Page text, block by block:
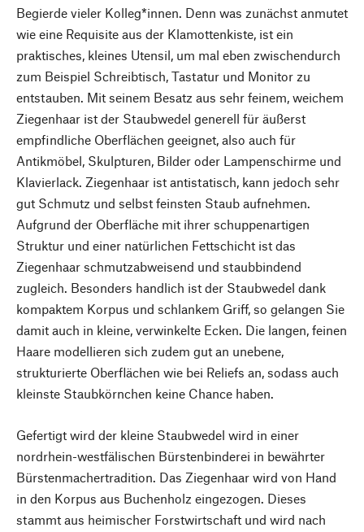
Begierde vieler Kolleg*innen. Denn was zunächst anmutet
wie eine Requisite aus der Klamottenkiste, ist ein
praktisches, kleines Utensil, um mal eben zwischendurch
zum Beispiel Schreibtisch, Tastatur und Monitor zu
entstauben. Mit seinem Besatz aus sehr feinem, weichem
Ziegenhaar ist der Staubwedel generell für äußerst
empfindliche Oberflächen geeignet, also auch für
Antikmöbel, Skulpturen, Bilder oder Lampenschirme und
Klavierlack. Ziegenhaar ist antistatisch, kann jedoch sehr
gut Schmutz und selbst feinsten Staub aufnehmen.
Aufgrund der Oberfläche mit ihrer schuppenartigen
Struktur und einer natürlichen Fettschicht ist das
Ziegenhaar schmutzabweisend und staubbindend
zugleich. Besonders handlich ist der Staubwedel dank
kompaktem Korpus und schlankem Griff, so gelangen Sie
damit auch in kleine, verwinkelte Ecken. Die langen, feinen
Haare modellieren sich zudem gut an unebene,
strukturierte Oberflächen wie bei Reliefs an, sodass auch
kleinste Staubkörnchen keine Chance haben.
Gefertigt wird der kleine Staubwedel wird in einer
nordrhein-westfälischen Bürstenbinderei in bewährter
Bürstenmachertradition. Das Ziegenhaar wird von Hand
in den Korpus aus Buchenholz eingezogen. Dieses
stammt aus heimischer Forstwirtschaft und wird nach